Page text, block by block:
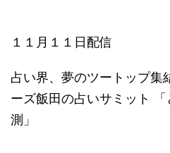
１１月１１日配信
占い界、夢のツートップ集
ーズ飯田の占いサミット
測」